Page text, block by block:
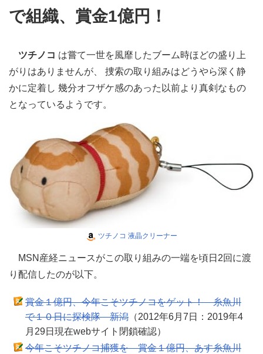
で組織、賞金1億円！
ツチノコ は嘗て一世を風靡したブーム時ほどの盛り上
がりはありませんが、 捜索の取り組みはどうやら深く静
かに定着し 幾分オフザケ感のあった以前より真剣なもの
となっているようです。
ツチノコ 液晶クリーナー
MSN産経ニュースがこの取り組みの一端を頃日2回に渡
り配信したのが以下。
賞金１億円、今年こそツチノコをゲット！ 糸魚川
で１０日に探検隊 新潟 （2012年6月7日：2019年4
月29日現在webサイト閉鎖確認）
今年こそツチノコ捕獲を 賞金１億円、あす糸魚川